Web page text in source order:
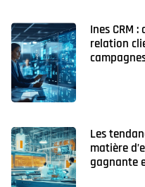
Ines CRM
relation
Les
matière
gagnante